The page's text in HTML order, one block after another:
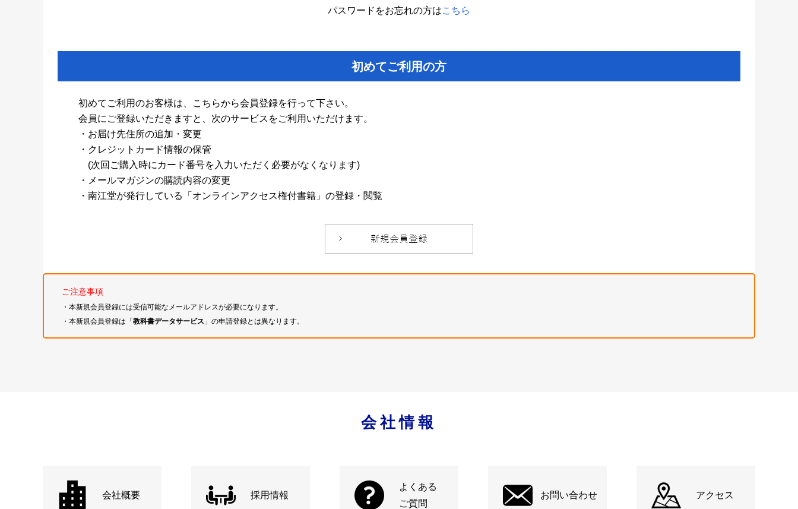
パスワードをお忘れの方はこちら
初めてご利用の方
初めてご利用のお客様は、こちらから会員登録を行って下さい。
会員にご登録いただきますと、次のサービスをご利用いただけます。
・お届け先住所の追加・変更
・クレジットカード情報の保管
(次回ご購入時にカード番号を入力いただく必要がなくなります)
・メールマガジンの購読内容の変更
・南江堂が発行している「オンラインアクセス権付書籍」の登録・閲覧
ご注意事項
・本新規会員登録には受信可能なメールアドレスが必要になります。
・本新規会員登録は「教科書データサービス 」の申請登録とは異なります。
会社情報
会社概要 採用情報
よくある
ご質問
お問い合わせ アクセス